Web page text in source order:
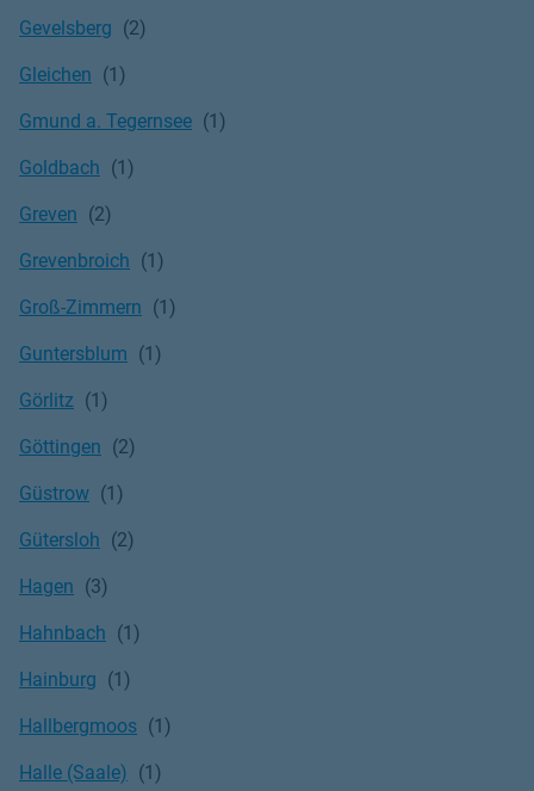
Gevelsberg
Gleichen
Gmund a. Tegernsee
Goldbach
Greven
Grevenbroich
Groß-Zimmern
Guntersblum
Görlitz
Göttingen
Güstrow
Gütersloh
Hagen
Hahnbach
Hainburg
Hallbergmoos
Halle (Saale)